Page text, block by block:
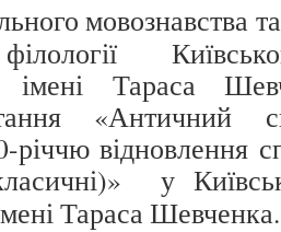
мовознавства
імені Тараса
«Античний
річчю відновлення
у
Тараса Шевченка.